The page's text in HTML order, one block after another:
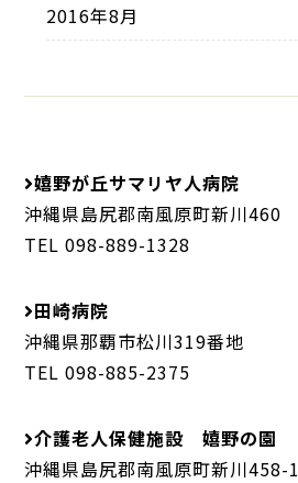
2016年8月
嬉野が丘サマリヤ人病院
沖縄県島尻郡南風原町新川460
TEL 098-889-1328
田崎病院
沖縄県那覇市松川319番地
TEL 098-885-2375
介護老人保健施設 嬉野の園
沖縄県島尻郡南風原町新川458-1